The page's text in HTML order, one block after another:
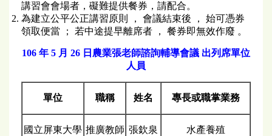
講習會會場者，礙難提供餐券，請配合。
為建立公平公正講習原則 ， 會議結束後 ， 始可憑券
領取便當 ； 若中途提早離席者 ， 餐券即無效作廢 。
106 年 5 月 26 日農業張老師諮詢輔導會議 出列席單位
人員
單位 職稱 姓名 專長或職掌業務
國立屏東大學 推廣教師 張欽泉 水產養殖